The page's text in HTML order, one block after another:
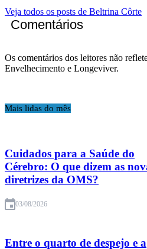
Veja todos os posts de Beltrina Côrte
Comentários
Os comentários dos leitores não
Envelhecimento e Longeviver.
Mais lidas do mês
Cuidados para a Saúde do
Cérebro: O que dizem as
diretrizes da OMS?
03/08/2026
Entre o quarto de despejo e a